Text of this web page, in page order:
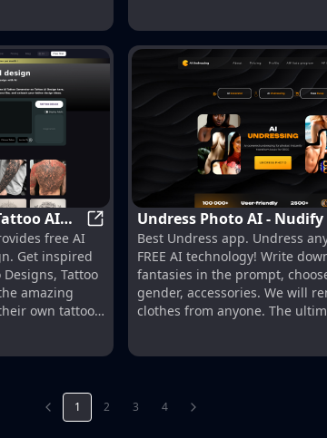
AI
AI Tattoo Generator | Tattoo AI
free AI
Get inspired
Tattoo
amazing
own tattoo
Undress Photo AI -
for FREE with AI
Best Undress app. Undress
FREE AI technology! Write
fantasies in the prompt,
gender, accessories. We will
clothes from anyone. The
1 2 3 4